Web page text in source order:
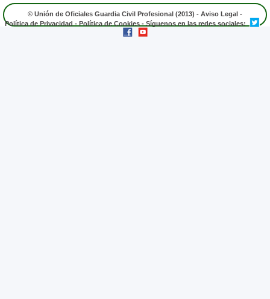
© Unión de Oficiales Guardia Civil Profesional (2013) - Aviso Legal -
Política de Privacidad - Política de Cookies - Síguenos en las redes sociales: